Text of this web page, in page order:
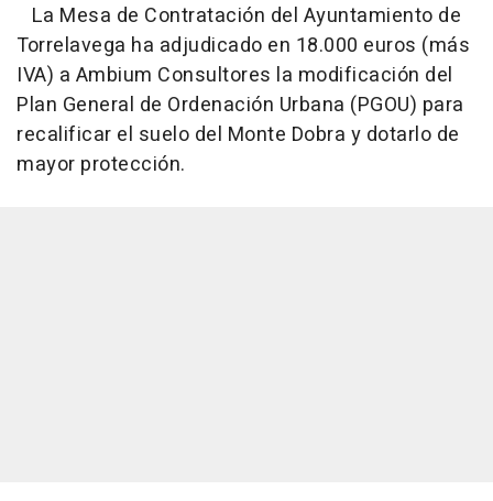
La Mesa de Contratación del Ayuntamiento de
Torrelavega ha adjudicado en 18.000 euros (más
IVA) a Ambium Consultores la modificación del
Plan General de Ordenación Urbana (PGOU) para
recalificar el suelo del Monte Dobra y dotarlo de
mayor protección.